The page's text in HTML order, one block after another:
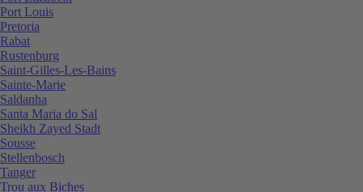
Port Louis
Pretoria
Rabat
Rustenburg
Saint-Gilles-Les-Bains
Sainte-Marie
Saldanha
Santa Maria do Sal
Sheikh Zayed Stadt
Sousse
Stellenbosch
Tanger
Trou aux Biches